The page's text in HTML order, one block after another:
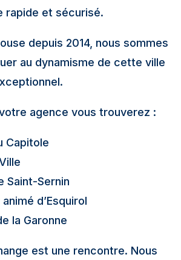
rapide et sécurisé.
depuis 2014, nous sommes
au dynamisme de cette ville
agence vous trouverez :
Capitole
Saint-Sernin
d’Esquirol
la Garonne
est une rencontre. Nous